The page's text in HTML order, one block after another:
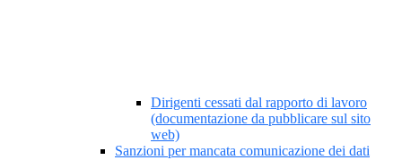
Dirigenti cessati dal rapporto di lavoro
(documentazione da pubblicare sul sito
web)
Sanzioni per mancata comunicazione dei dati